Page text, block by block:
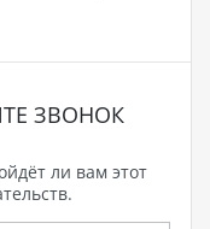
ЗВОНОК
ли вам этот